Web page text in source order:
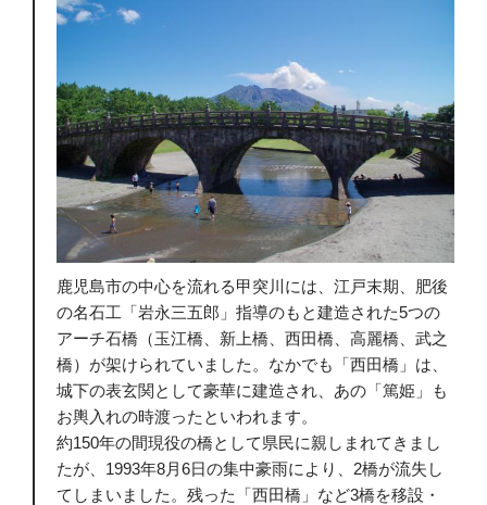
鹿児島市の中心を流れる甲突川には、江戸末期、肥後
の名石工「岩永三五郎」指導のもと建造された5つの
アーチ石橋（玉江橋、新上橋、西田橋、高麗橋、武之
橋）が架けられていました。なかでも「西田橋」は、
城下の表玄関として豪華に建造され、あの「篤姫」も
お輿入れの時渡ったといわれます。
約150年の間現役の橋として県民に親しまれてきまし
たが、1993年8月6日の集中豪雨により、2橋が流失し
てしまいました。残った「西田橋」など3橋を移設・